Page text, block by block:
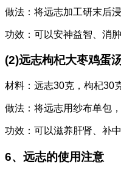
做法：将远志加工研末后
功效：可以安神益智、消
(2)远志枸杞大枣鸡蛋
材料：远志30克，枸杞30
做法：将远志用纱布单包
功效：可以滋养肝肾、补
6、远志的使用注意